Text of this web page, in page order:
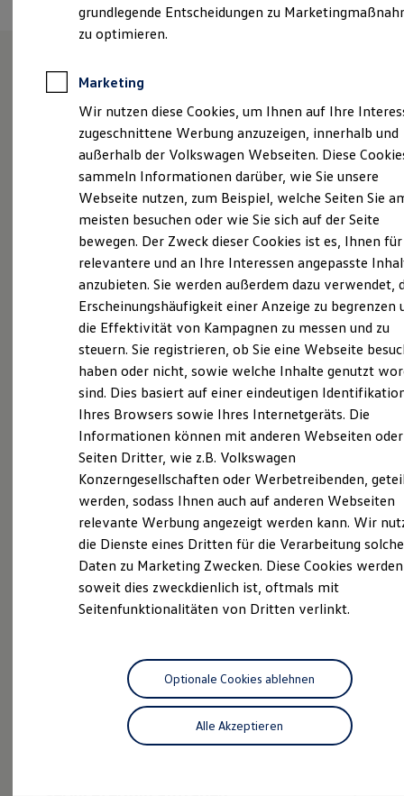
Restschuldversicherung
Wartungsverträge
Besitzer & Service
Sommer-Special
Reparatur, Pflege & Inspektion
Servicetermin anfragen
Service-Vorteile bei Volkswagen Nutzfahrzeuge
Economy Service
Räder & Reifen Service
Ersatzfahrzeuge
Notdienst und Pannenhilfe
Software, Konnektivität & Apps
California App
VW Connect für Ihren ID. Buzz
VW Connect für Ihren Transporter/Caravelle
VW Connect für Ihren Amarok
VW Connect für andere Modelle
Connect Pro
Fleet Interface Data
Multistop Pathfinder
Übersicht Software Updates
Hilfreiches für Besitzer
Fahrerassistenz- und Sicherheitssysteme
Kontrollleuchten
Kurzfahrprofile und Ölverdünnung
Batterieverordnung
XTL-Dieselkraftstoff
Ersatzteile und Betriebsflüssigkeiten
Original Zubehör und Lifestyle Produkte
myVolkswagen Business
Elektrisch & Autonom
Elektro - & Hybridfahrzeuge
Klimafreundlicher Strom
Ladezeitensimulator
Ladelösungen für Privatkunden
Ladelösungen für Gewerbekunden
Wallbox und Ladekabel
Bidirektionales Laden
Förderung & Kosten der Elektrofahrzeuge
Unsere Leistungen
Überblick
Neuwagen Nutzfahrzeuge
Neuwagen Caddy - Multivan -
California
ID.Buzz
Service
ServicePlus
Volkswagen Economy
Service
Probefahrt
Beratung
grundlegende Entscheidungen zu
zu optimieren.
Marketing
Wir nutzen diese Cookies, um Ihnen auf Ihre
zugeschnittene Werbung anzuzeigen, innerhalb und
außerhalb der Volkswagen Webseiten. Diese
sammeln Informationen darüber, wie Sie unsere
Webseite nutzen, zum Beispiel, welche Seiten Sie
meisten besuchen oder wie Sie sich auf der Seite
bewegen. Der Zweck dieser Cookies ist es, Ihnen für
relevantere und an Ihre Interessen angepasste
anzubieten. Sie werden außerdem dazu verwendet,
Erscheinungshäufigkeit einer Anzeige zu begrenzen
die Effektivität von Kampagnen zu messen und zu
steuern. Sie registrieren, ob Sie eine Webseite
haben oder nicht, sowie welche Inhalte genutzt
sind. Dies basiert auf einer eindeutigen
Ihres Browsers sowie Ihres Internetgeräts. Die
Informationen können mit anderen Webseiten oder
Seiten Dritter, wie z.B. Volkswagen
Konzerngesellschaften oder Werbetreibenden,
werden, sodass Ihnen auch auf anderen Webseiten
relevante Werbung angezeigt werden kann. Wir
die Dienste eines Dritten für die Verarbeitung
Daten zu Marketing Zwecken. Diese Cookies
soweit dies zweckdienlich ist, oftmals mit
Seitenfunktionalitäten von Dritten verlinkt.
Alle Akzeptieren
Optionale Cookies ablehnen